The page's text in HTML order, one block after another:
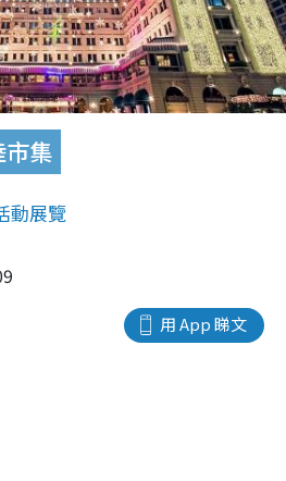
市集
動展覽
用 App 睇文